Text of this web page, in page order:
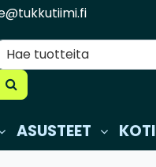
ASUSTEET KOTI